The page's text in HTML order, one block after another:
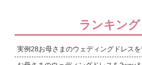
ランキング